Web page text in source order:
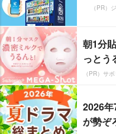
（PR）
朝1分
っとう
（PR）サ
2026
が勢ぞ